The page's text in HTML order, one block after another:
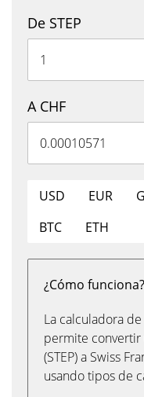
De STEP
A CHF
USD EUR
BTC
ETH
¿Cómo funciona?
La calculadora
permite convertir
(STEP) a Swiss
usando tipos de